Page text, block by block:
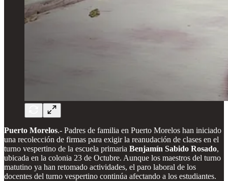
Puerto Morelos.- Padres de familia en Puerto Morelos han iniciado
una recolección de firmas para exigir la reanudación de clases en el
turno vespertino de la escuela primaria Benjamín Sabido Rosado,
ubicada en la colonia 23 de Octubre. Aunque los maestros del turno
matutino ya han retomado actividades, el paro laboral de los
docentes del turno vespertino continúa afectando a los estudiantes.